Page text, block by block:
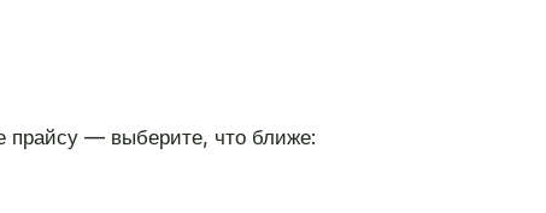
прайсу — выберите, что ближе: